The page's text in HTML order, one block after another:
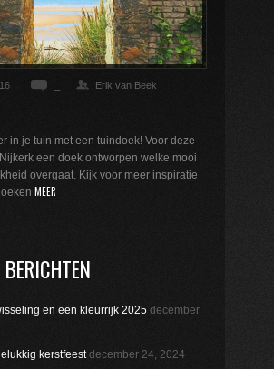
Erik van Beek
in je tuin met een tuindoek! Voor deze
een doek ontworpen welke mooi
overgaat. Kijk voor meer inspiratie
MEER
BERICHTEN
en een kleurrijk 2025 december
kerstfeest december 24, 2024